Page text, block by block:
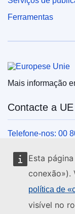
Esta
conexão»).
política de
visível no
Ferramentas
União Europeia
Mais informação
Contacte a UE
Telefone-nos: 00
Veja outros
Chegue a nós
Venha ter